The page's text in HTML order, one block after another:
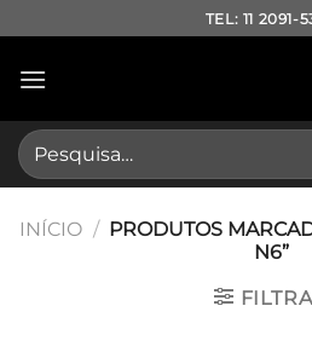
to
content
TEL: 11 2091-
Pesquisar
por:
INÍCIO / PRODUTOS
N6”